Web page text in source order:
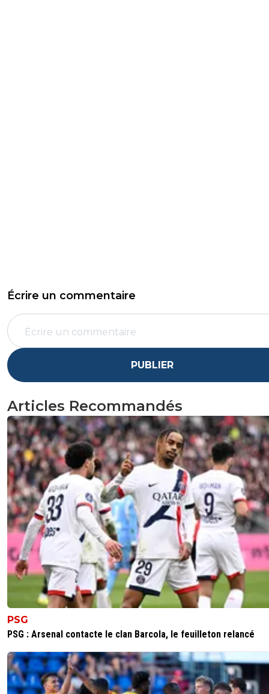
Écrire un commentaire
PUBLIER
Articles Recommandés
PSG
PSG : Arsenal contacte le clan Barcola, le feuilleton relancé